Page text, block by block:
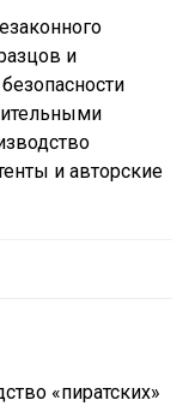
и
и авторские
«пиратских»